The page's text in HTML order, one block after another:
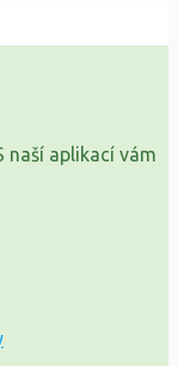
naší aplikací vám